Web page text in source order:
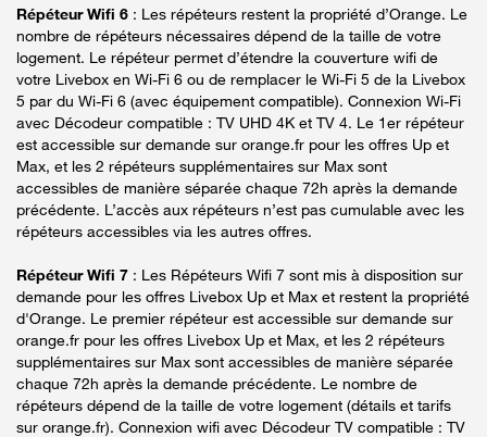
Répéteur Wifi 6 : Les répéteurs restent la propriété d’Orange. Le
nombre de répéteurs nécessaires dépend de la taille de votre
logement. Le répéteur permet d’étendre la couverture wifi de
votre Livebox en Wi-Fi 6 ou de remplacer le Wi-Fi 5 de la Livebox
5 par du Wi-Fi 6 (avec équipement compatible). Connexion Wi-Fi
avec Décodeur compatible : TV UHD 4K et TV 4. Le 1er répéteur
est accessible sur demande sur orange.fr pour les offres Up et
Max, et les 2 répéteurs supplémentaires sur Max sont
accessibles de manière séparée chaque 72h après la demande
précédente. L’accès aux répéteurs n’est pas cumulable avec les
répéteurs accessibles via les autres offres.
Répéteur Wifi 7 : Les Répéteurs Wifi 7 sont mis à disposition sur
demande pour les offres Livebox Up et Max et restent la propriété
d'Orange. Le premier répéteur est accessible sur demande sur
orange.fr pour les offres Livebox Up et Max, et les 2 répéteurs
supplémentaires sur Max sont accessibles de manière séparée
chaque 72h après la demande précédente. Le nombre de
répéteurs dépend de la taille de votre logement (détails et tarifs
sur orange.fr). Connexion wifi avec Décodeur TV compatible : TV